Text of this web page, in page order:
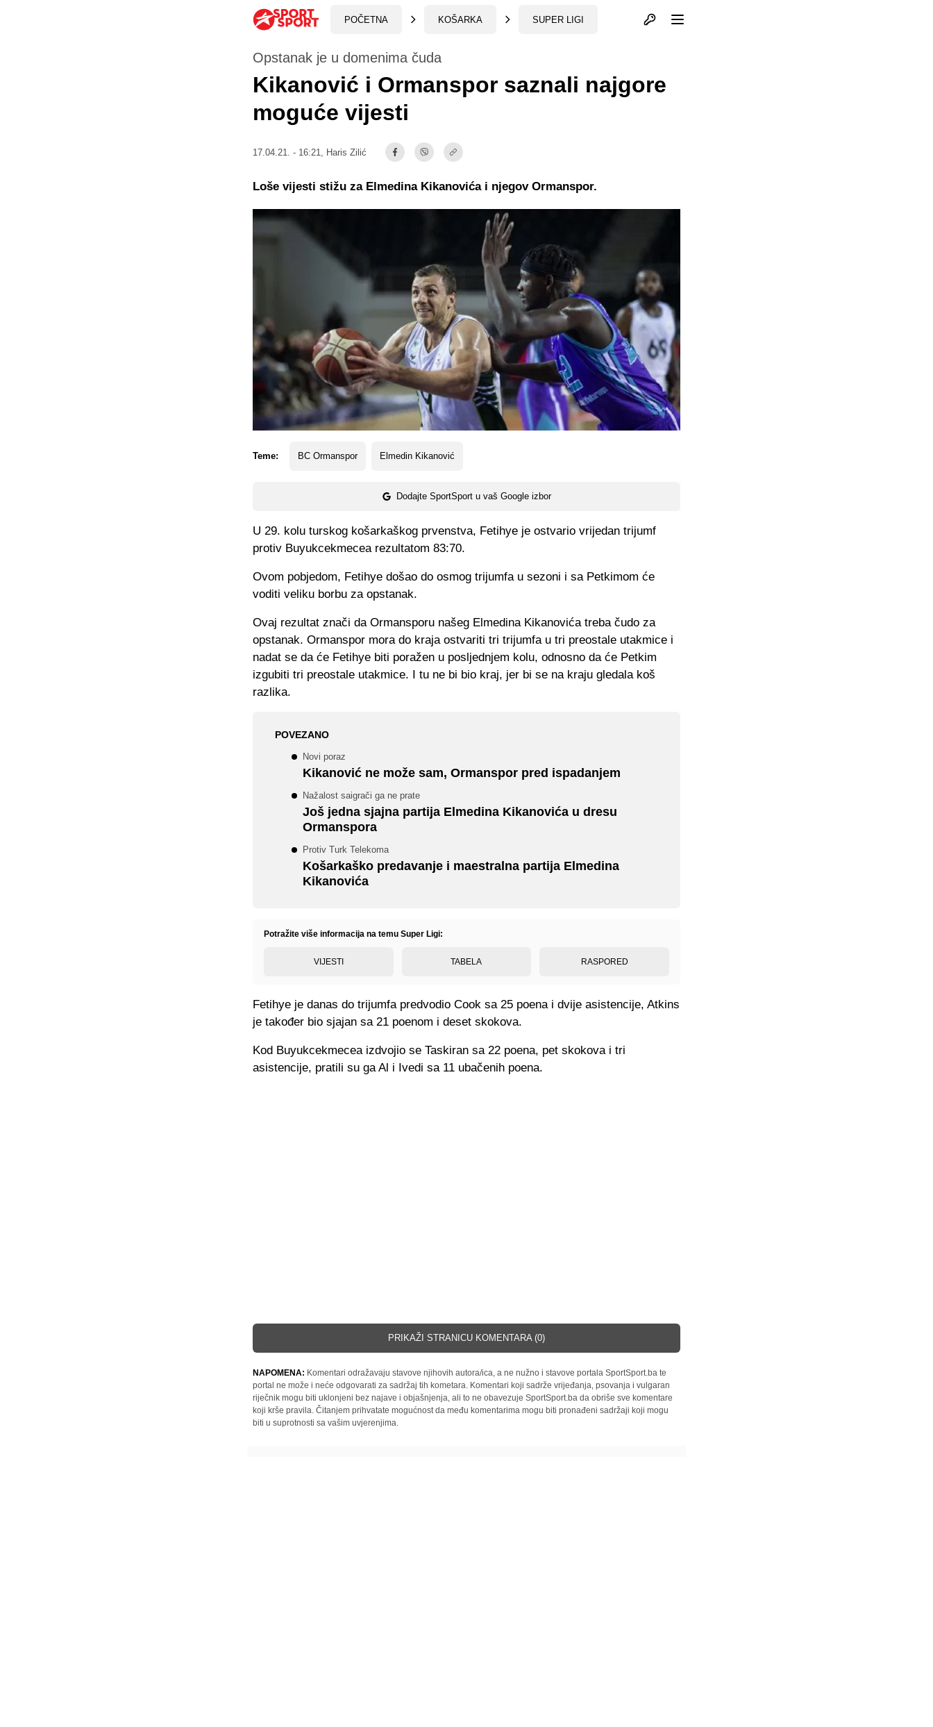
POČETNA KOŠARKA SUPER LIGI Otvori profil
Opstanak je u domenima čuda
Kikanović i Ormanspor saznali najgore
moguće vijesti
17.04.21. - 16:21, Haris Zilić
Teme: BC Ormanspor Elmedin Kikanović
Dodajte SportSport u vaš Google izbor
Loše vijesti stižu za Elmedina Kikanovića i njegov Ormanspor.
U 29. kolu turskog košarkaškog prvenstva, Fetihye je ostvario vrijedan trijumf
protiv Buyukcekmecea rezultatom 83:70.
Ovom pobjedom, Fetihye došao do osmog trijumfa u sezoni i sa Petkimom će
voditi veliku borbu za opstanak.
Ovaj rezultat znači da Ormansporu našeg Elmedina Kikanovića treba čudo za
opstanak. Ormanspor mora do kraja ostvariti tri trijumfa u tri preostale utakmice i
nadat se da će Fetihye biti poražen u posljednjem kolu, odnosno da će Petkim
izgubiti tri preostale utakmice. I tu ne bi bio kraj, jer bi se na kraju gledala koš
razlika.
POVEZANO
Novi poraz
Kikanović ne može sam, Ormanspor pred ispadanjem
Nažalost saigrači ga ne prate
Još jedna sjajna partija Elmedina Kikanovića u dresu
Ormanspora
Protiv Turk Telekoma
Košarkaško predavanje i maestralna partija Elmedina
Kikanovića
Potražite više informacija na temu Super Ligi:
VIJESTI TABELA RASPORED
Fetihye je danas do trijumfa predvodio Cook sa 25 poena i dvije asistencije, Atkins
je također bio sjajan sa 21 poenom i deset skokova.
Kod Buyukcekmecea izdvojio se Taskiran sa 22 poena, pet skokova i tri
asistencije, pratili su ga Al i Ivedi sa 11 ubačenih poena.
PRIKAŽI STRANICU KOMENTARA (0)
NAPOMENA: Komentari odražavaju stavove njihovih autora/ica, a ne nužno i stavove portala SportSport.ba te
portal ne može i neće odgovarati za sadržaj tih kometara. Komentari koji sadrže vrijeđanja, psovanja i vulgaran
riječnik mogu biti uklonjeni bez najave i objašnjenja, ali to ne obavezuje SportSport.ba da obriše sve komentare
koji krše pravila. Čitanjem prihvatate mogućnost da među komentarima mogu biti pronađeni sadržaji koji mogu
biti u suprotnosti sa vašim uvjerenjima.